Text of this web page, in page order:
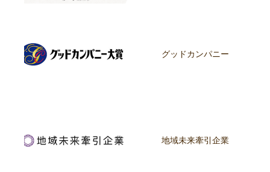
グッドカンパニー
地域未来牽引企業